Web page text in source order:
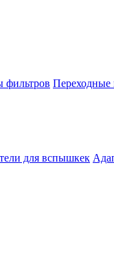
фильтров Переходные
для вспышкек